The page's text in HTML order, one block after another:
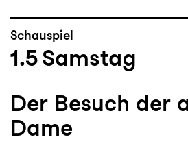
Schauspiel
1.5Samstag
Der Besuch der
Dame